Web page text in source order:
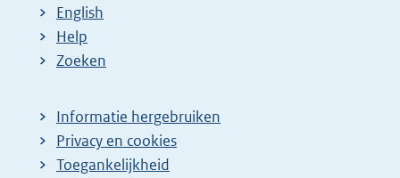
English
Help
Zoeken
Informatie hergebruiken
Privacy en cookies
Toegankelijkheid